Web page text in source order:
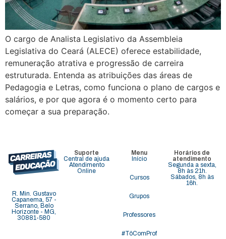
O cargo de Analista Legislativo da Assembleia
Legislativa do Ceará (ALECE) oferece estabilidade,
remuneração atrativa e progressão de carreira
estruturada. Entenda as atribuições das áreas de
Pedagogia e Letras, como funciona o plano de cargos e
salários, e por que agora é o momento certo para
começar a sua preparação.
R. Min. Gustavo
Capanema, 57 -
Serrano, Belo
Horizonte - MG,
30881-580
Suporte
Central de ajuda
Atendimento
Online
Menu
Início
Cursos
Grupos
Professores
#TôComProf
Horários de
atendimento
Segunda a sexta,
8h às 21h.
Sábados, 8h às
16h.